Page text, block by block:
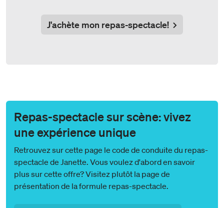
J'achète mon repas-spectacle!
Repas-spectacle sur scène: vivez
une expérience unique
Retrouvez sur cette page le code de conduite du repas-
spectacle de Janette. Vous voulez d'abord en savoir
plus sur cette offre? Visitez plutôt la page de
présentation de la formule repas-spectacle.